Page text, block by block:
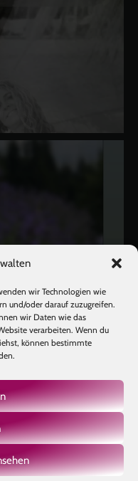
wir Technologien wie
und/oder darauf zuzugreifen.
wir Daten wie das
verarbeiten. Wenn du
können bestimmte
Instagram folgen